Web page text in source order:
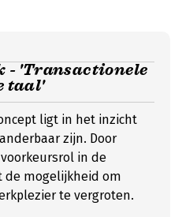
- 'Transactionele
taal'
ligt in het inzicht
zijn. Door
in de
de mogelijkheid om
te vergroten.